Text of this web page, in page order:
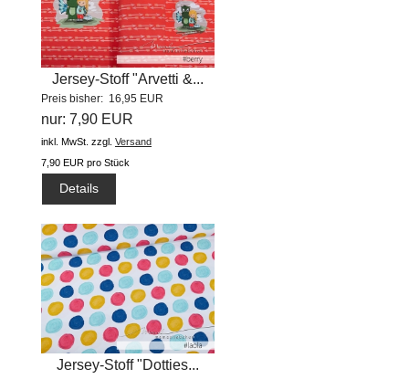
Jersey-Stoff "Arvetti &...
Preis bisher: 16,95 EUR
nur: 7,90 EUR
inkl. MwSt. zzgl. Versand
7,90 EUR pro Stück
Details
Jersey-Stoff "Dotties...